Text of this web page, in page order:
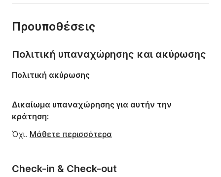
Χωρητικότητα:6 άτομα
Προυποθέσεις
Check-in & Check-out
Πολιτική υπαναχώρησης και ακύρωσης
Πολιτική ακύρωσης
Δικαίωμα υπαναχώρησης για αυτήν την
κράτηση:
Όχι. Μάθετε περισσότερα